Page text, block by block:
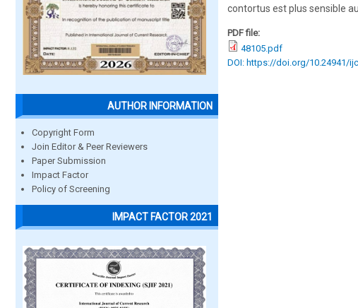
AUTHOR INFORMATION
Copyright Form
Join Editor & Peer Reviewers
Paper Submission
Impact Factor
Policy of Screening
IMPACT FACTOR 2021
contortus est plus sensible
PDF file:
48105.pdf
DOI: https://doi.org/10.24941/